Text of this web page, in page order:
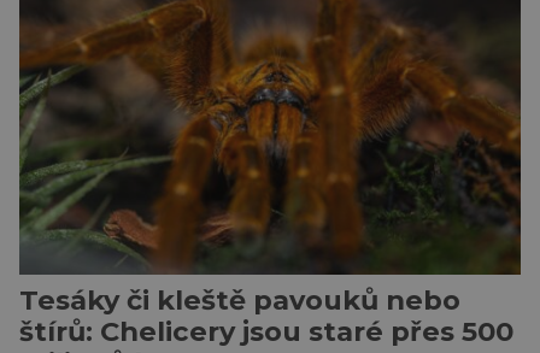
názvu nežije pouze v jižní Africe, ale domovem
je mu valná část černého kontinentu a
vyskytuje se rovněž v oblastech […]
Tesáky či kleště pavouků nebo
štírů: Chelicery jsou staré přes 500